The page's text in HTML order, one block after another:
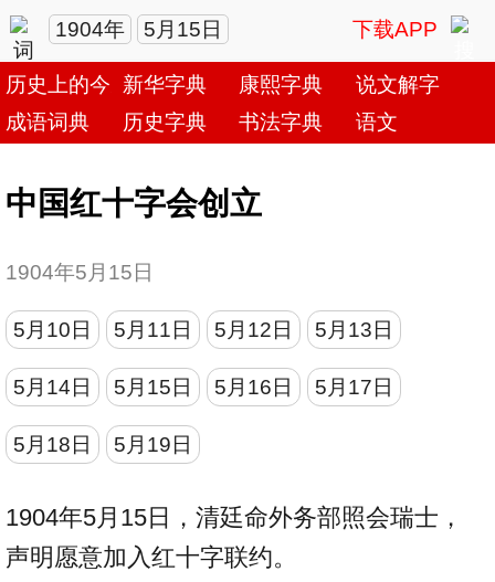
1904年 5月15日 下载APP
历史上的今天新华字典 康熙字典
说文解字
成语词典
历史字典 书法字典 语文
中国红十字会创立
1904年5月15日
5月10日 5月11日 5月12日 5月13日
5月14日 5月15日 5月16日 5月17日
5月18日 5月19日
1904年5月15日，清廷命外务部照会瑞士，
声明愿意加入红十字联约。